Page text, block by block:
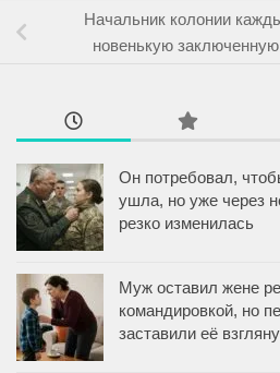
Начальник колонии
новенькую
Он потребовал,
ушла, но уже через
резко изменилась
Муж оставил жене
командировкой, но
заставили её